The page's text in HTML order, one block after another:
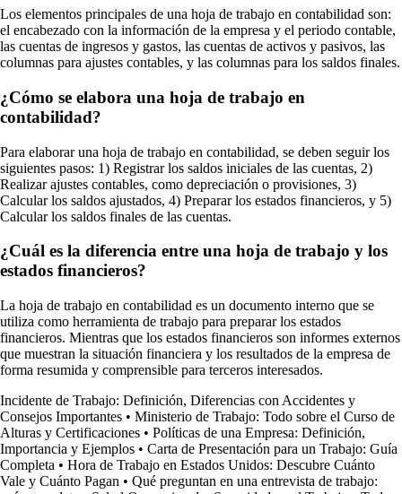
Los elementos principales de una hoja de trabajo en contabilidad son:
el encabezado con la información de la empresa y el periodo contable,
las cuentas de ingresos y gastos, las cuentas de activos y pasivos, las
columnas para ajustes contables, y las columnas para los saldos finales.
¿Cómo se elabora una hoja de trabajo en
contabilidad?
Para elaborar una hoja de trabajo en contabilidad, se deben seguir los
siguientes pasos: 1) Registrar los saldos iniciales de las cuentas, 2)
Realizar ajustes contables, como depreciación o provisiones, 3)
Calcular los saldos ajustados, 4) Preparar los estados financieros, y 5)
Calcular los saldos finales de las cuentas.
¿Cuál es la diferencia entre una hoja de trabajo y los
estados financieros?
La hoja de trabajo en contabilidad es un documento interno que se
utiliza como herramienta de trabajo para preparar los estados
financieros. Mientras que los estados financieros son informes externos
que muestran la situación financiera y los resultados de la empresa de
forma resumida y comprensible para terceros interesados.
Incidente de Trabajo: Definición, Diferencias con Accidentes y
Consejos Importantes • Ministerio de Trabajo: Todo sobre el Curso de
Alturas y Certificaciones • Políticas de una Empresa: Definición,
Importancia y Ejemplos • Carta de Presentación para un Trabajo: Guía
Completa • Hora de Trabajo en Estados Unidos: Descubre Cuánto
Vale y Cuánto Pagan • Qué preguntan en una entrevista de trabajo: